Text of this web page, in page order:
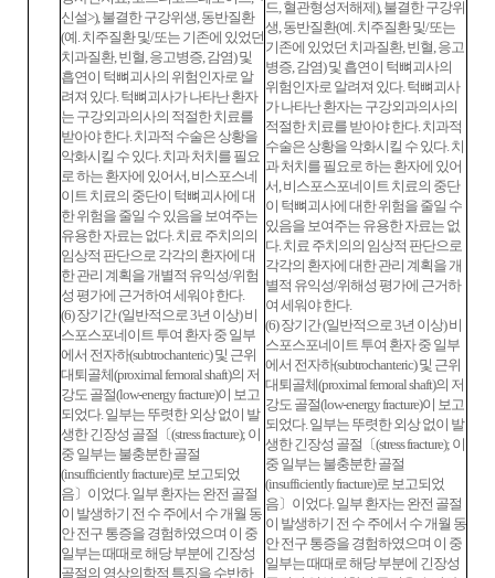
신설>), 불결한 구강위생, 동반질환
(예. 치주질환 및/또는 기존에 있었던
치과질환, 빈혈, 응고병증, 감염) 및
흡연이 턱뼈괴사의 위험인자로 알
려져 있다. 턱뼈괴사가 나타난 환자
는 구강외과의사의 적절한 치료를
받아야 한다. 치과적 수술은 상황을
악화시킬 수 있다. 치과 처치를 필요
로 하는 환자에 있어서, 비스포스네
이트 치료의 중단이 턱뼈괴사에 대
한 위험을 줄일 수 있음을 보여주는
유용한 자료는 없다. 치료 주치의의
임상적 판단으로 각각의 환자에 대
한 관리 계획을 개별적 유익성/위험
성 평가에 근거하여 세워야 한다.
(6) 장기간 (일반적으로 3년 이상) 비
스포스포네이트 투여 환자 중 일부
에서 전자하(subtrochanteric) 및 근위
대퇴골체(proximal femoral shaft)의 저
강도 골절(low-energy fracture)이 보고
되었다. 일부는 뚜렷한 외상 없이 발
생한 긴장성 골절〔(stress fracture); 이
중 일부는 불충분한 골절
(insufficiently fracture)로 보고되었
음〕이었다. 일부 환자는 완전 골절
이 발생하기 전 수 주에서 수 개월 동
안 전구 통증을 경험하였으며 이 중
일부는 때때로 해당 부분에 긴장성
골절의 영상의학적 특징을 수반하
드, 혈관형성저해제), 불결한 구강위
생, 동반질환(예. 치주질환 및/또는
기존에 있었던 치과질환, 빈혈, 응고
병증, 감염) 및 흡연이 턱뼈괴사의
위험인자로 알려져 있다. 턱뼈괴사
가 나타난 환자는 구강외과의사의
적절한 치료를 받아야 한다. 치과적
수술은 상황을 악화시킬 수 있다. 치
과 처치를 필요로 하는 환자에 있어
서, 비스포스포네이트 치료의 중단
이 턱뼈괴사에 대한 위험을 줄일 수
있음을 보여주는 유용한 자료는 없
다. 치료 주치의의 임상적 판단으로
각각의 환자에 대한 관리 계획을 개
별적 유익성/위해성 평가에 근거하
여 세워야 한다.
(6) 장기간 (일반적으로 3년 이상) 비
스포스포네이트 투여 환자 중 일부
에서 전자하(subtrochanteric) 및 근위
대퇴골체(proximal femoral shaft)의 저
강도 골절(low-energy fracture)이 보고
되었다. 일부는 뚜렷한 외상 없이 발
생한 긴장성 골절〔(stress fracture); 이
중 일부는 불충분한 골절
(insufficiently fracture)로 보고되었
음〕이었다. 일부 환자는 완전 골절
이 발생하기 전 수 주에서 수 개월 동
안 전구 통증을 경험하였으며 이 중
일부는 때때로 해당 부분에 긴장성